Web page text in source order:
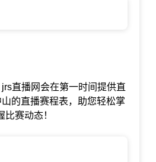
直播网会在第一时间提供直
的直播赛程表，助您轻松掌
赛动态！